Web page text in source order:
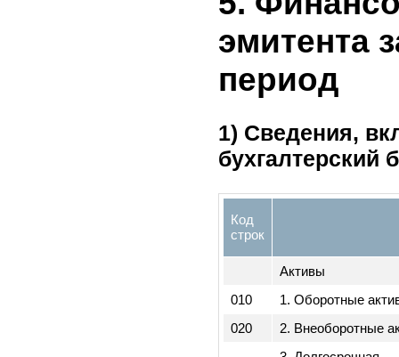
Наименование
факта
1 Не было
5.
период
1) Сведения,